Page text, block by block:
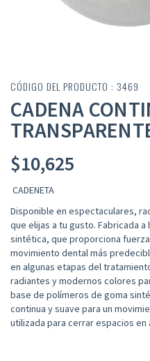
CÓDIGO DEL PRODUCTO : 3469
CADENA
$10,625
CADENETA
Disponible en espectaculares,
que elijas a tu gusto. Fabricada
sintética, que proporciona
movimiento dental más
en algunas etapas del
radiantes y modernos colores
base de polímeros de goma
continua y suave para un
utilizada para cerrar espacios